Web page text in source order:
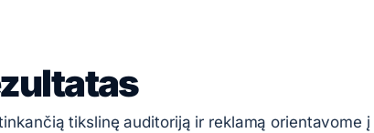
tikslinę auditoriją ir reklamą orientavome į